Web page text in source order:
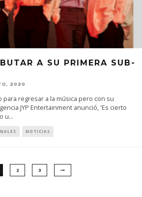
A SU PRIMERA SUB-
2020
para regresar a la música pero con su
JYP Entertainment anunció, 'Es cierto
u...
NOTICIAS
2 3